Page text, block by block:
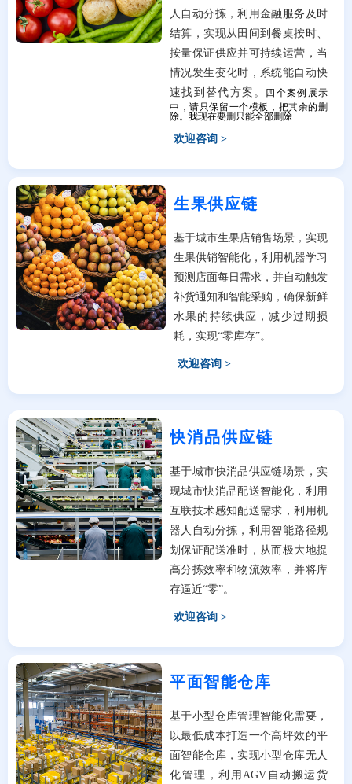
人自动分拣，利用金融服务及时
结算，实现从田间到餐桌按时、
按量保证供应并可持续运营，当
情况发生变化时，系统能自动快
速找到替代方案。 四个案例展示
中，请只保留一个模板，把其余的删
除。我现在要删只能全部删除
欢迎咨询 >
生果供应链
基于城市生果店销售场景，实现
生果供销智能化，利用机器学习
预测店面每日需求，并自动触发
补货通知和智能采购，确保新鲜
水果的持续供应，减少过期损
耗，实现“零库存”。
欢迎咨询 >
快消品供应链
基于城市快消品供应链场景，实
现城市快消品配送智能化，利用
互联技术感知配送需求，利用机
器人自动分拣，利用智能路径规
划保证配送准时，从而极大地提
高分拣效率和物流效率，并将库
存逼近“零”。
欢迎咨询 >
平面智能仓库
基于小型仓库管理智能化需要，
以最低成本打造一个高坪效的平
面智能仓库，实现小型仓库无人
化管理，利用AGV自动搬运货